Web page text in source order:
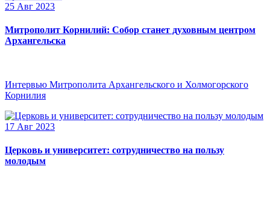
25 Авг 2023
Митрополит Корнилий: Собор станет духовным центром
Архангельска
Интервью Митрополита Архангельского и Холмогорского
Корнилия
17 Авг 2023
Церковь и университет: сотрудничество на пользу
молодым